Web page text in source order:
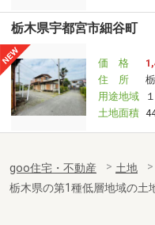
栃木県宇都宮市細谷町
価 格
住 所
用途地域
土地面積
goo住宅・不動産 土地
栃木県の第1種低層地域の土